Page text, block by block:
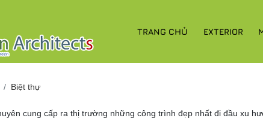
TRANG CHỦ EXTERIOR
Biệt thự
cung cấp ra thị trường những công trình đẹp nhất đi đầu xu